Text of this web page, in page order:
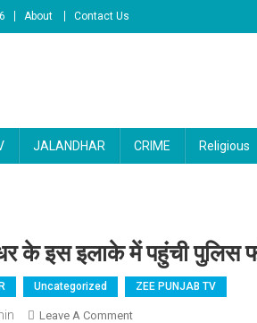
About Contact Us
JALANDHAR CRIME Religious
के इस इलाके में पहुंची पुलिस
Uncategorized ZEE PUNJAB TV
Leave A Comment